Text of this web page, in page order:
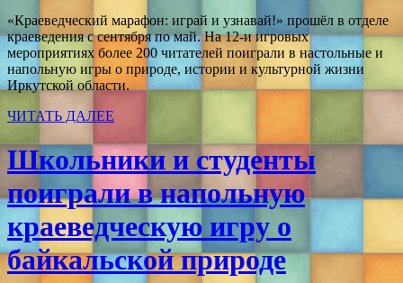
«Краеведческий марафон: играй и узнавай!» прошёл в отделе
краеведения с сентября по май. На 12-и игровых
мероприятиях более 200 читателей поиграли в настольные и
напольную игры о природе, истории и культурной жизни
Иркутской области.
ЧИТАТЬ ДАЛЕЕ
Школьники и студенты
поиграли в напольную
краеведческую игру о
байкальской природе